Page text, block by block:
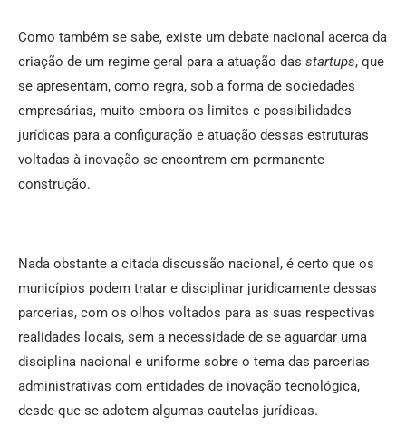
Como também se sabe, existe um debate nacional acerca da
criação de um regime geral para a atuação das startups, que
se apresentam, como regra, sob a forma de sociedades
empresárias, muito embora os limites e possibilidades
jurídicas para a configuração e atuação dessas estruturas
voltadas à inovação se encontrem em permanente
construção.
Nada obstante a citada discussão nacional, é certo que os
municípios podem tratar e disciplinar juridicamente dessas
parcerias, com os olhos voltados para as suas respectivas
realidades locais, sem a necessidade de se aguardar uma
disciplina nacional e uniforme sobre o tema das parcerias
administrativas com entidades de inovação tecnológica,
desde que se adotem algumas cautelas jurídicas.